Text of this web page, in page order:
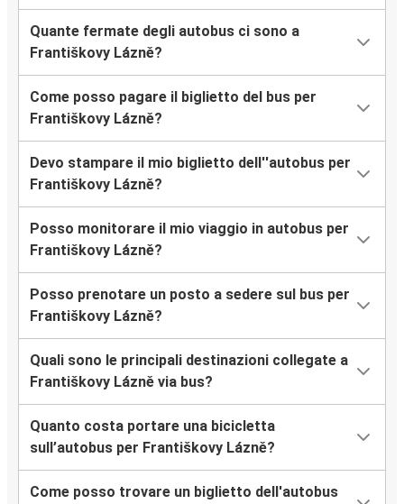
Quante fermate degli autobus ci sono a
Františkovy Lázně?
Come posso pagare il biglietto del bus per
Františkovy Lázně?
Devo stampare il mio biglietto dell''autobus per
Františkovy Lázně?
Posso monitorare il mio viaggio in autobus per
Františkovy Lázně?
Posso prenotare un posto a sedere sul bus per
Františkovy Lázně?
Quali sono le principali destinazioni collegate a
Františkovy Lázně via bus?
Quanto costa portare una bicicletta
sull’autobus per Františkovy Lázně?
Come posso trovare un biglietto dell'autobus